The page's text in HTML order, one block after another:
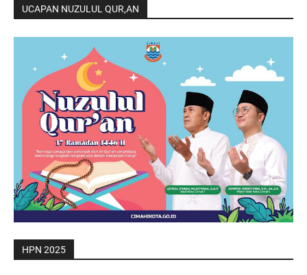
UCAPAN NUZULUL QUR,AN
HPN 2025